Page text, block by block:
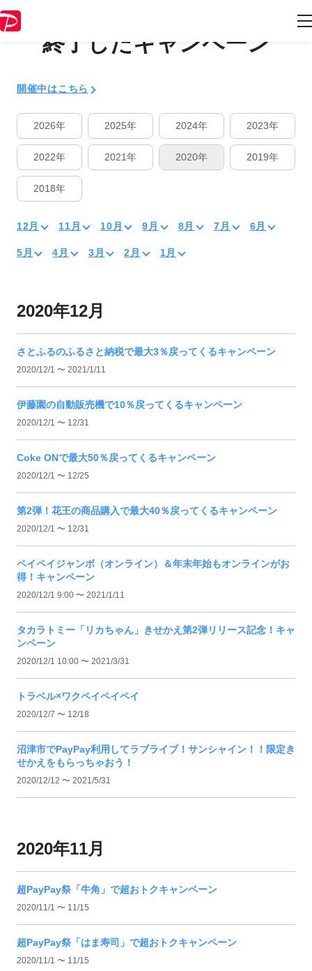
終了したキャンペーン
開催中はこちら
2026年 2025年 2024年 2023年
2022年 2021年 2020年 2019年
2018年
12月 11月 10月 9月 8月 7月 6月
5月 4月 3月 2月 1月
2020年12月
さとふるのふるさと納税で最大3％戻ってくるキャンペーン
2020/12/1 〜 2021/1/11
伊藤園の自動販売機で10％戻ってくるキャンペーン
2020/12/1 〜 12/31
Coke ONで最大50％戻ってくるキャンペーン
2020/12/1 〜 12/25
第2弾！花王の商品購入で最大40％戻ってくるキャンペーン
2020/12/1 〜 12/31
ペイペイジャンボ（オンライン）＆年末年始もオンラインがお
得！キャンペーン
2020/12/1 9:00 〜 2021/1/11
タカラトミー「リカちゃん」きせかえ第2弾リリース記念！キャ
ンペーン
2020/12/1 10:00 〜 2021/3/31
トラベル×ワクペイペイペイ
2020/12/7 〜 12/18
沼津市でPayPay利用してラブライブ！サンシャイン！！限定き
せかえをもらっちゃおう！
2020/12/12 〜 2021/5/31
2020年11月
超PayPay祭「牛角」で超おトクキャンペーン
2020/11/1 〜 11/15
超PayPay祭「はま寿司」で超おトクキャンペーン
2020/11/1 〜 11/15